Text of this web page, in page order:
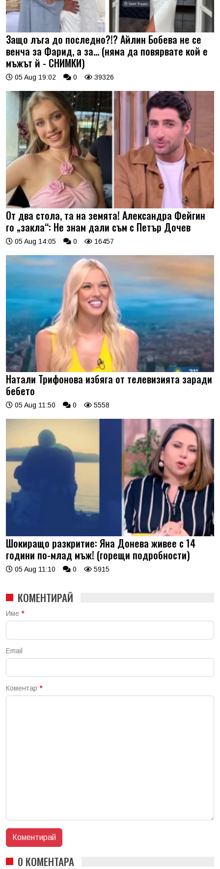
Защо лъга до последно?!? Айлин Бобева не се
венча за Фарид, а за... (няма да повярвате кой е
мъжът й - СНИМКИ)
05 Aug 19:02 0 39326
От два стола, та на земята! Александра Фейгин
го „закла“: Не знам дали съм с Петър Дочев
05 Aug 14:05 0 16457
Натали Трифонова избяга от телевизията заради
бебето
05 Aug 11:50 0 5558
Шокиращо разкритие: Яна Донева живее с 14
години по-млад мъж! (горещи подробности)
05 Aug 11:10 0 5915
КОМЕНТИРАЙ
Име *
Email
Коментар *
0 КОМЕНТАРА